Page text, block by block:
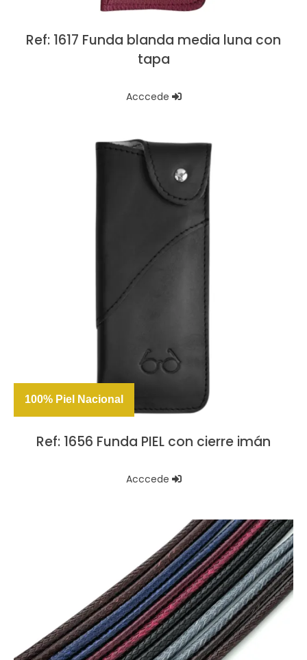
Ref: 1617 Funda blanda media luna con
tapa
Acccede
100% Piel Nacional
Ref: 1656 Funda PIEL con cierre imán
Acccede